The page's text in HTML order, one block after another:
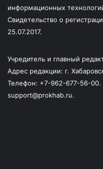
информационных
Свидетельство о
25.07.2017.
Учредитель и главный
Адрес редакции: г.
Телефон: +7-962-677-56-00.
support@prokhab.ru.